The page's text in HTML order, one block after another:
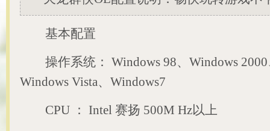
基本配置
操作系统： Windows 98、Windows 2000
Windows Vista、Windows7
CPU ： Intel 赛扬 500M Hz以上